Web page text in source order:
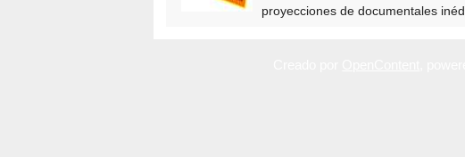
proyecciones de documentales